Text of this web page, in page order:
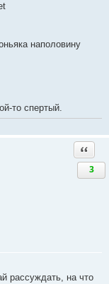
наполовину
то спертый.
3
рассуждать, на что